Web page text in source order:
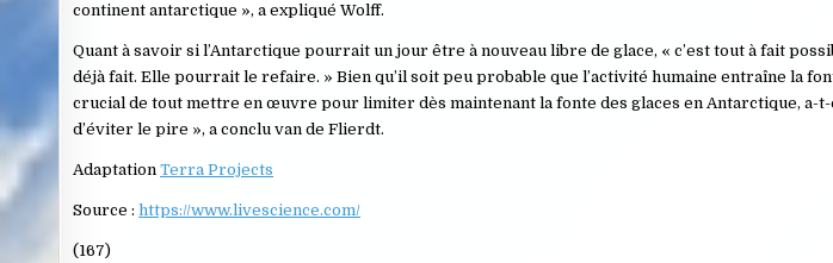
continent antarctique », a expliqué Wolff.
Quant à savoir si l’Antarctique pourrait un jour être à nouveau libre de glace, « c’est tout à fait
déjà fait. Elle pourrait le refaire. » Bien qu’il soit peu probable que l’activité humaine entraîne la
crucial de tout mettre en œuvre pour limiter dès maintenant la fonte des glaces en Antarctique, a-
d’éviter le pire », a conclu van de Flierdt.
AdaptationTerra Projects
Source :https://www.livescience.com/
(167)